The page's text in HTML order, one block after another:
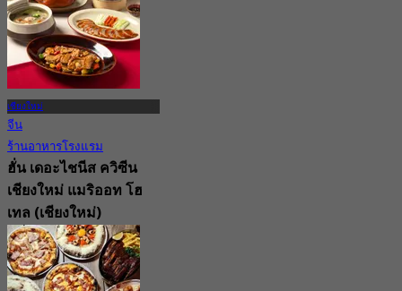
เชียงใหม่
จีน
ร้านอาหารโรงแรม
ฮั่น เดอะไชนีส ควิซีน
เชียงใหม่ แมริออท โฮ
เทล (เชียงใหม่)
New
4.4
จาก฿ 297.5